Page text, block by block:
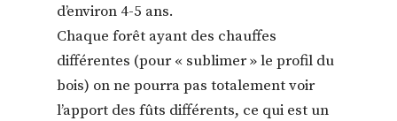
d’environ 4-5 ans.
Chaque forêt ayant des chauffes
différentes (pour « sublimer » le profil du
bois) on ne pourra pas totalement voir
l’apport des fûts différents, ce qui est un